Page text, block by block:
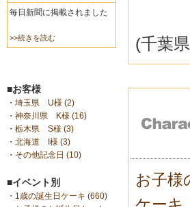
毎日新聞に掲載されました
>>続きを読む
■お客様
・ 埼玉県 U様 (2)
・ 神奈川県 K様 (16)
・ 栃木県 S様 (3)
・ 北海道 I様 (3)
・ その他記念日 (10)
■イベント別
・ 1歳の誕生日ケーキ (660)
(千葉
お子様